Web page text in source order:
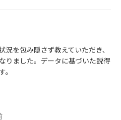
を包み隠さず教えていただき、
りました。データに基づいた説得